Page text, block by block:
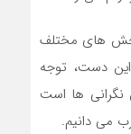
بخش های مختلف
دست، توجه
نگرانی ها است
می دانیم.